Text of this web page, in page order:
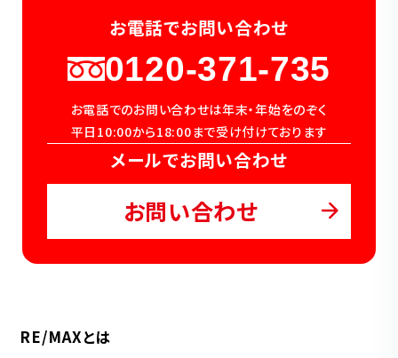
お電話でお問い合わせ
0120-371-735
お電話でのお問い合わせは年末・年始をのぞく
平日10:00から18:00まで受け付けております
メールでお問い合わせ
お問い合わせ
RE/MAXとは